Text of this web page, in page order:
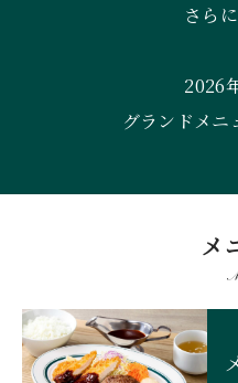
さら
2026
グランドメニ
メ